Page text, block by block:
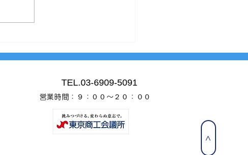
>
TEL.03-6909-5091
営業時間：９：００～２０：００